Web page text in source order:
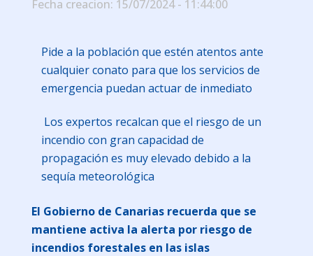
Fecha creacion: 15/07/2024 - 11:44:00
Pide a la población que estén atentos ante
cualquier conato para que los servicios de
emergencia puedan actuar de inmediato
Los expertos recalcan que el riesgo de un
incendio con gran capacidad de
propagación es muy elevado debido a la
sequía meteorológica
El Gobierno de Canarias recuerda que se
mantiene activa la alerta por riesgo de
incendios forestales en las islas